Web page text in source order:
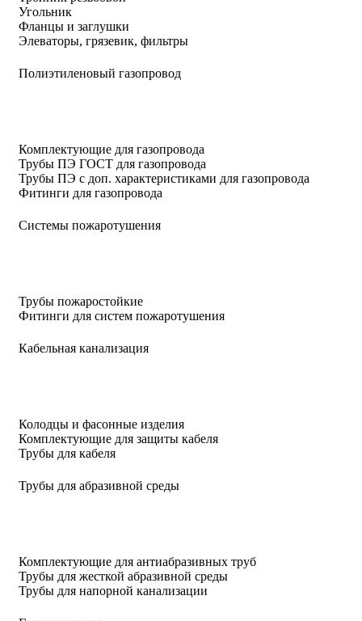
Угольник
Фланцы и заглушки
Элеваторы, грязевик, фильтры
Полиэтиленовый газопровод
Комплектующие для газопровода
Трубы ПЭ ГОСТ для газопровода
Трубы ПЭ с доп. характеристиками для газопровода
Фитинги для газопровода
Системы пожаротушения
Трубы пожаростойкие
Фитинги для систем пожаротушения
Кабельная канализация
Колодцы и фасонные изделия
Комплектующие для защиты кабеля
Трубы для кабеля
Трубы для абразивной среды
Комплектующие для антиабразивных труб
Трубы для жесткой абразивной среды
Трубы для напорной канализации